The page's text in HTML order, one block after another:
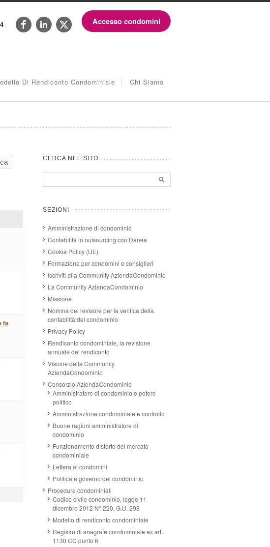
Accesso condomini
Di Rendiconto Condominiale Chi Siamo
fa
CERCA NEL SITO
SEZIONI
Amministrazione di condominio
Contabilità in outsourcing con Danea
Cookie Policy (UE)
Formazione per condomini e consiglieri
Iscriviti alla Community AziendaCondominio
La Community AziendaCondominio
Missione
Nomina del revisore per la verifica della
contabilità del condominio
Privacy Policy
Rendiconto condominiale, la revisione
annuale del rendiconto
Visione della Community
AziendaCondominio
Consorzio AziendaCondominio
Amministratore di condominio e potere
politico
Amministrazione condominiale e controllo
Buone ragioni amministratore di
condominio
Funzionamento distorto del mercato
condominiale
Lettera ai condomini
Politica e governo del condominio
Procedure condominiali
Codice civile condominio, legge 11
dicembre 2012 N° 220, G.U. 293
Modello di rendiconto condominiale
Registro di anagrafe condominiale ex art.
1130 CC punto 6